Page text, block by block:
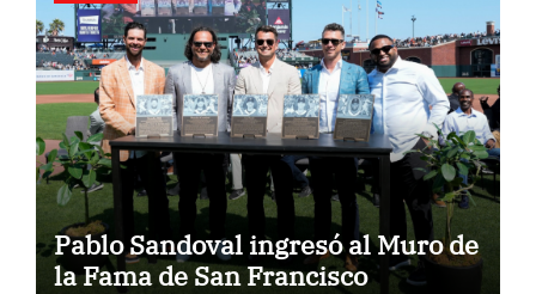
Pablo Sandoval ingresó al Muro de
la Fama de San Francisco